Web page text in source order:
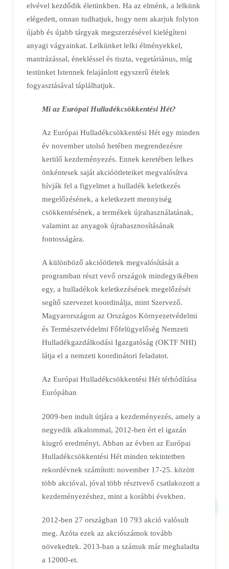
elvével kezdődik életünkben. Ha az elménk, a lelkünk
elégedett, onnan tudhatjuk, hogy nem akarjuk folyton
újabb és újabb tárgyak megszerzésével kielégíteni
anyagi vágyainkat. Lelkünket lelki élményekkel,
mantrázással, énekléssel és tiszta, vegetáriánus, míg
testünket Istennek felajánlott egyszerű ételek
fogyasztásával táplálhatjuk.
Mi az Európai Hulladékcsökkentési Hét?
Az Európai Hulladékcsökkentési Hét egy minden
év november utolsó hetében megrendezésre
kerülő kezdeményezés. Ennek keretében lelkes
önkéntesek saját akcióötleteiket megvalósítva
hívják fel a figyelmet a hulladék keletkezés
megelőzésének, a keletkezett mennyiség
csökkentésének, a termékek újrahasználatának,
valamint az anyagok újrahasznosításának
fontosságára.
A különböző akcióötletek megvalósítását a
programban részt vevő országok mindegyikében
egy, a hulladékok keletkezésének megelőzését
segítő szervezet koordinálja, mint Szervező.
Magyarországon az Országos Környezetvédelmi
és Természetvédelmi Főfelügyelőség Nemzeti
Hulladékgazdálkodási Igazgatóság (OKTF NHI)
látja el a nemzeti koordinátori feladatot.
Az Európai Hulladékcsökkentési Hét térhódítása
Európában
2009-ben indult útjára a kezdeményezés, amely a
negyedik alkalommal, 2012-ben ért el igazán
kiugró eredményt. Abban az évben az Európai
Hulladékcsökkentési Hét minden tekintetben
rekordévnek számított: november 17-25. között
több akcióval, jóval több résztvevő csatlakozott a
kezdeményezéshez, mint a korábbi években.
2012-ben 27 országban 10 793 akció valósult
meg. Azóta ezek az akciószámok tovább
növekedtek. 2013-ban a számuk már meghaladta
a 12000-et.